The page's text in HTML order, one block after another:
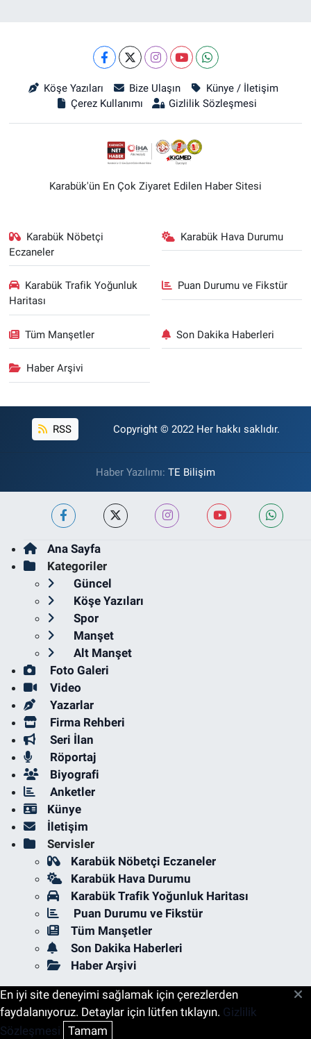
Köşe Yazıları Bize Ulaşın
Künye / İletişim
Çerez Kullanımı
Gizlilik Sözleşmesi
Karabük'ün En Çok Ziyaret Edilen Haber Sitesi
Karabük Nöbetçi
Eczaneler
Karabük Hava Durumu
Karabük Trafik Yoğunluk
Haritası
Puan Durumu ve Fikstür
Tüm Manşetler Son Dakika Haberleri
Haber Arşivi
RSS Copyright © 2022 Her hakkı saklıdır.
Haber Yazılımı: TE Bilişim
Ana Sayfa
Kategoriler
Güncel
Köşe Yazıları
Spor
Manşet
Alt Manşet
Foto Galeri
Video
Yazarlar
Firma Rehberi
Seri İlan
Röportaj
Biyografi
Anketler
Künye
İletişim
Servisler
Karabük Nöbetçi Eczaneler
Karabük Hava Durumu
Karabük Trafik Yoğunluk Haritası
Puan Durumu ve Fikstür
Tüm Manşetler
Son Dakika Haberleri
Haber Arşivi
En iyi site deneyimi sağlamak için çerezlerden
faydalanıyoruz. Detaylar için lütfen tıklayın. Gizlilik
Sözleşmesi Tamam